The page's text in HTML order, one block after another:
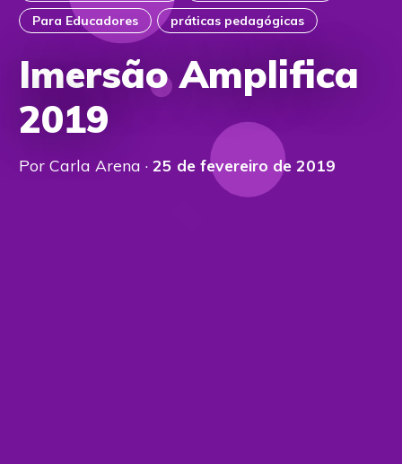
Para Educadores
práticas pedagógicas
Imersão Amplifica
2019
Por Carla Arena · 25 de fevereiro de 2019